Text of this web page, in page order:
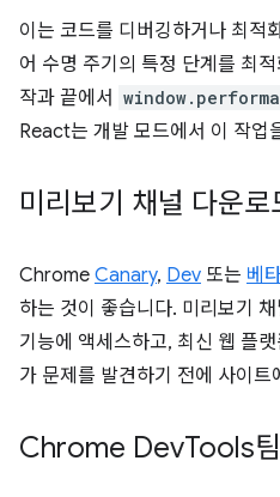
이는 코드를 디버깅하거나 최적
어 수명 주기의 특정 단계를 최
작과 끝에서
React는 개발 모드에서 이 작업
미리보기 채널 다운로
Chrome Canary, Dev 또는 베
하는 것이 좋습니다. 미리보기
기능에 액세스하고, 최신 웹 플
가 문제를 발견하기 전에 사이
Chrome DevTools